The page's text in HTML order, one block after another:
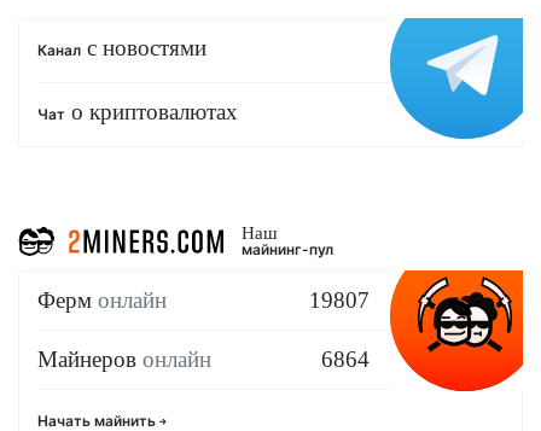
Канал с новостями
Чат о криптовалютах
Наш
майнинг-пул
Ферм онлайн 19807
Майнеров онлайн 6864
Начать майнить